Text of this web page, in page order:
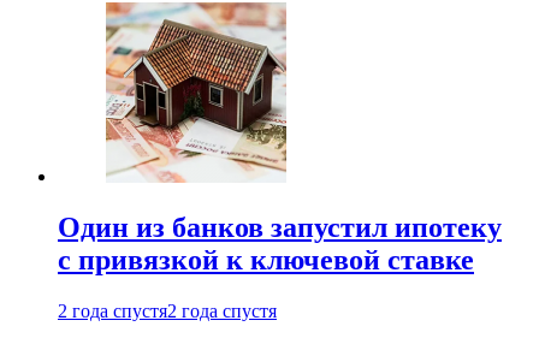
Один из банков запустил ипотеку
с привязкой к ключевой ставке
2 года спустя2 года спустя